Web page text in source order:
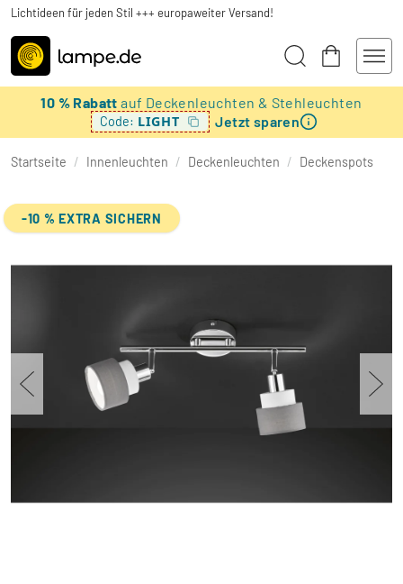
Lichtideen für jeden Stil +++ europaweiter Versand!
10 % Rabattauf Deckenleuchten & Stehleuchten
Code: LIGHT Jetzt sparen
Startseite / Innenleuchten / Deckenleuchten / Deckenspots
-10 % EXTRA SICHERN